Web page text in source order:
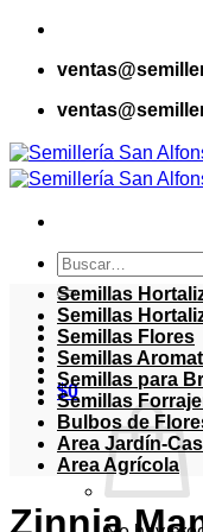
Saltar
contenido
Buscar
por:
$0
Semillas
Semillas
Semillas Flores
Semillas
Semillas para
Semillas
Bulbos de
Area Jardín-
Area Agrícola
Zinnia